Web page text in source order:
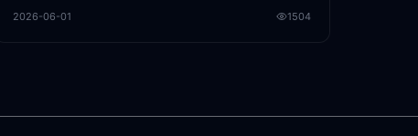
2026-06-01 1504